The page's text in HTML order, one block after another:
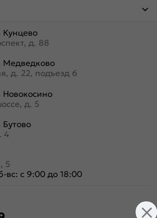
д. 88
д. 22, подъезд 6
д. 5
4
5
вс: с 9:00 до 18:00